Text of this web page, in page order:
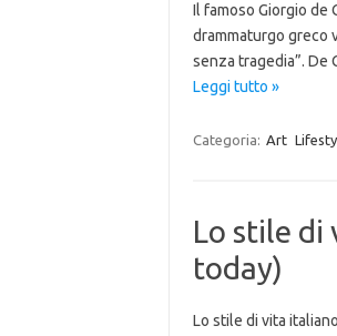
Il famoso Giorgio de
drammaturgo greco
senza tragedia”.
Leggi tutto »
Categoria: Art
Lo stile
today)
Lo stile di vita